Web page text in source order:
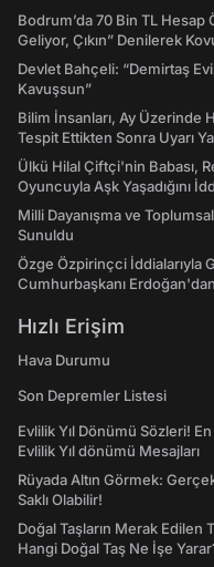
Bodrum’da 70 Bin TL
Geliyor, Çıkın” Denilerek
Devlet Bahçeli: “Demirtaş
Kavuşsun”
Bilim İnsanları, Ay Üzerinde
Tespit Ettikten Sonra Uyarı
Ülkü Hilal Çiftçi'nin Babası,
Oyuncuyla Aşk Yaşadığını
Milli Dayanışma ve
Sunuldu
Özge Özpirinçci İddialarıyla
Cumhurbaşkanı
Hızlı Erişim
Hava Durumu
Son Depremler Listesi
Evlilik Yıl Dönümü Sözleri!
Evlilik Yıl dönümü Mesajları
Rüyada Altın Görmek:
Saklı Olabilir!
Doğal Taşların Merak Edilen
Hangi Doğal Taş Ne İşe